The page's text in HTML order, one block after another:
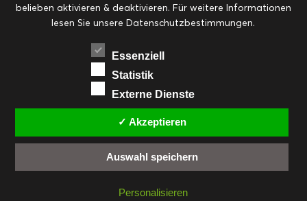
Eingemachtes Ohne Kategorie Ostern Resteküche
RezepteSaisonalSliderStartseite
Suppen, Salate & Vorspeisen
Vorspeisen, Salate & Suppen
Weihnachten Workshops & Events
FACEBOOK PINTEREST
EMAIL
INSTAGRAM
belieben aktivieren & deaktivieren. Für weitere Informationen
lesen Sie unsere Datenschutzbestimmungen.
Essenziell
Statistik
Externe Dienste
✓ Akzeptieren
Auswahl speichern
Personalisieren